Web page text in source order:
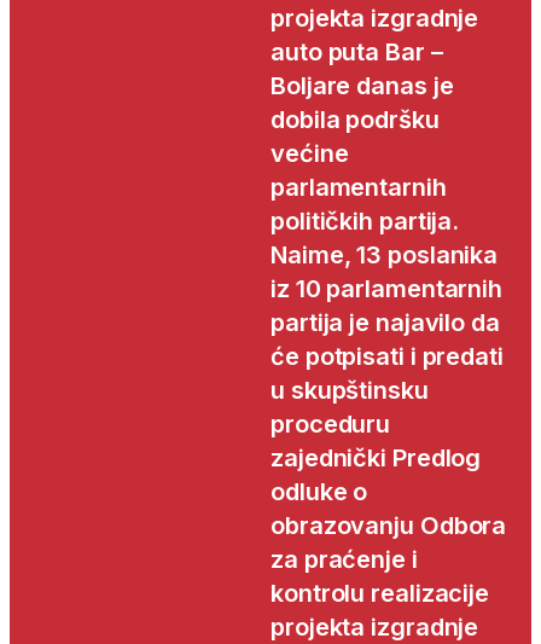
projekta izgradnje
auto puta Bar –
Boljare danas je
dobila podršku
većine
parlamentarnih
političkih partija.
Naime, 13 poslanika
iz 10 parlamentarnih
partija je najavilo da
će potpisati i predati
u skupštinsku
proceduru
zajednički Predlog
odluke o
obrazovanju Odbora
za praćenje i
kontrolu realizacije
projekta izgradnje